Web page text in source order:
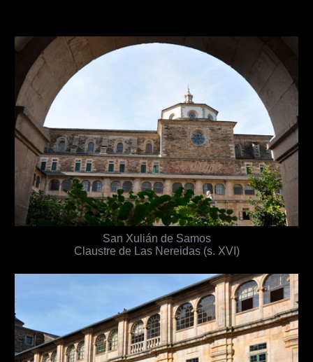
San Xulián de Samos
Claustre de Las Nereidas (s. XVI)